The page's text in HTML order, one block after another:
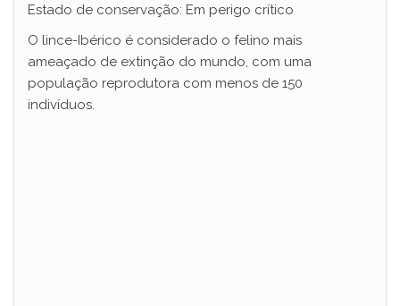
Estado de conservação: Em perigo crítico
O lince-Ibérico é considerado o felino mais
ameaçado de extinção do mundo, com uma
população reprodutora com menos de 150
indivíduos.